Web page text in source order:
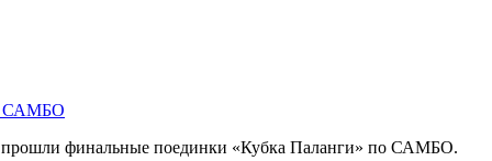
САМБО
финальные поединки «Кубка Паланги» по САМБО.